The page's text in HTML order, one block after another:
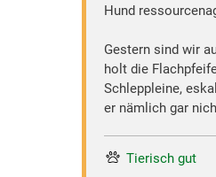
Hund
Gestern sind wir
holt die
Schleppleine,
er nämlich gar
Tierisch gut